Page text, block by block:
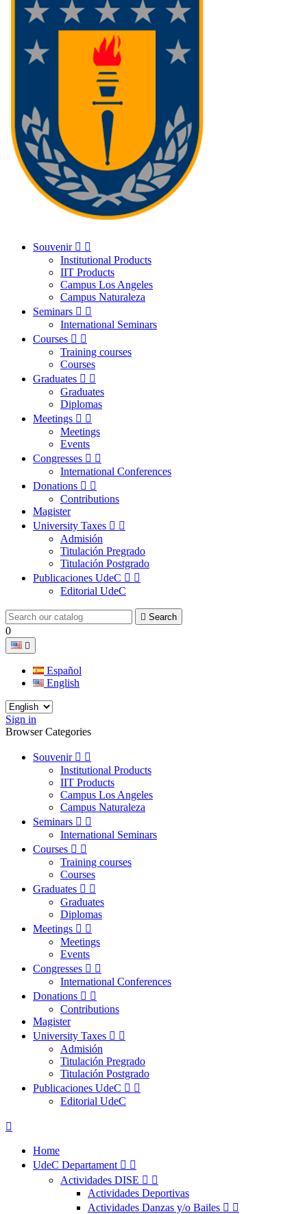
Souvenir  
Institutional Products
IIT Products
Campus Los Angeles
Campus Naturaleza
Seminars  
International Seminars
Courses  
Training courses
Courses
Graduates  
Graduates
Diplomas
Meetings  
Meetings
Events
Congresses  
International Conferences
Donations  
Contributions
Magister
University Taxes  
Admisión
Titulación Pregrado
Titulación Postgrado
Publicaciones UdeC  
Editorial UdeC
 Search
0

Español
English
Sign in
Browser Categories
Souvenir  
Institutional Products
IIT Products
Campus Los Angeles
Campus Naturaleza
Seminars  
International Seminars
Courses  
Training courses
Courses
Graduates  
Graduates
Diplomas
Meetings  
Meetings
Events
Congresses  
International Conferences
Donations  
Contributions
Magister
University Taxes  
Admisión
Titulación Pregrado
Titulación Postgrado
Publicaciones UdeC  
Editorial UdeC

Home
UdeC Departament  
Actividades DISE  
Actividades Deportivas
Actividades Danzas y/o Bailes  